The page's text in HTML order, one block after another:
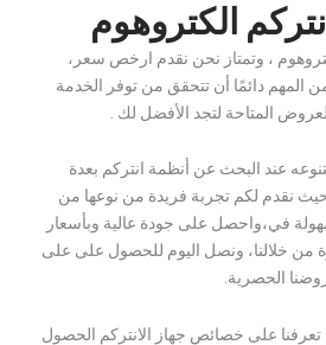
الكتروهوم
، وتمتاز نحن نقدم ارخص سعر،
المهم دائمًا أن تتحقق من توفر الخدمة
المتاحة لتجد الأفضل لك .
عند البحث عن أنظمة انتركم بعدة
نقدم لكم تجربة فريدة من نوعها من
في،واحصل على جودة عالية وبأسعار
من خلالنا، ونصل اليوم للحصول على على
الحصرية.
على خصائص جهاز الانتركم الحصول